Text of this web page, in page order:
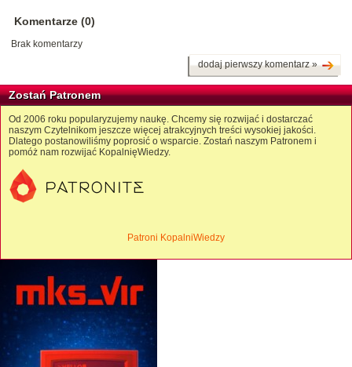
Komentarze (0)
Brak komentarzy
dodaj pierwszy komentarz »
Zostań Patronem
Od 2006 roku popularyzujemy naukę. Chcemy się rozwijać i dostarczać
naszym Czytelnikom jeszcze więcej atrakcyjnych treści wysokiej jakości.
Dlatego postanowiliśmy poprosić o wsparcie. Zostań naszym Patronem i
pomóż nam rozwijać KopalnięWiedzy.
Patroni KopalniWiedzy